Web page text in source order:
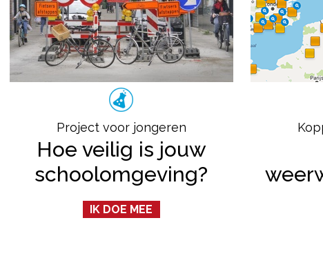
Project voor jongeren
Hoe veilig is jouw
schoolomgeving?
IK DOE MEE